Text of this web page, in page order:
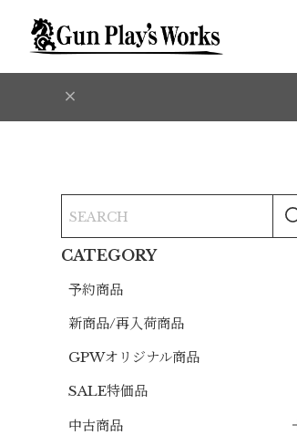
CATEGORY
予約商品
新商品/再入荷商品
GPWオリジナル商品
SALE特価品
中古商品